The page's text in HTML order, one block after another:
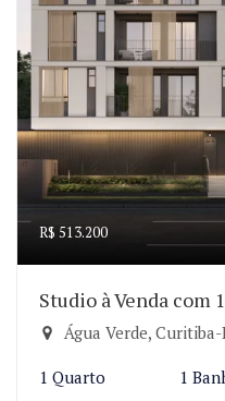
R$ 513.200
Studio à Venda com
Água Verde, Curitiba-
1 Quarto 1